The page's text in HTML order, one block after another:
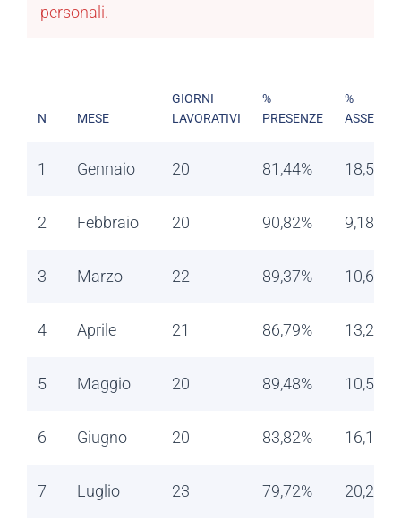
personali.
N MESE
GIORNI
LAVORATIVI
%
PRESENZE
%
ASSENZE
1 Gennaio 20 81,44% 18,56%
2 Febbraio 20 90,82% 9,18%
3 Marzo 22 89,37% 10,63%
4 Aprile 21 86,79% 13,21%
5 Maggio 20 89,48% 10,52%
6 Giugno 20 83,82% 16,18%
7 Luglio 23 79,72% 20,28%